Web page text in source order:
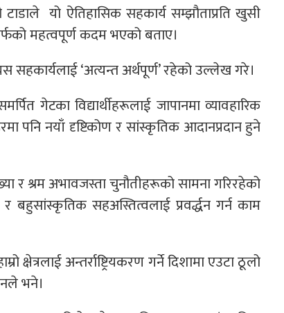
टाडाले यो ऐतिहासिक सहकार्य सम्झौताप्रति खुसी
महत्वपूर्ण कदम भएको बताए।
सहकार्यलाई ‘अत्यन्त अर्थपूर्ण’ रहेको उल्लेख गरे।
गेटका विद्यार्थीहरूलाई जापानमा व्यावहारिक
पनि नयाँ दृष्टिकोण र सांस्कृतिक आदानप्रदान हुने
र श्रम अभावजस्ता चुनौतीहरूको सामना गरिरहेको
बहुसांस्कृतिक सहअस्तित्वलाई प्रवर्द्धन गर्न काम
क्षेत्रलाई अन्तर्राष्ट्रियकरण गर्ने दिशामा एउटा ठूलो
भने।